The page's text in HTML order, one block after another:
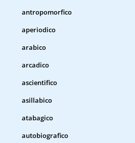
antropomorfico
aperiodico
arabico
arcadico
ascientifico
asillabico
atabagico
autobiografico